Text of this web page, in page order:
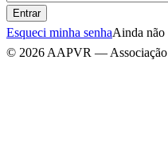
Entrar
Esqueci minha senhaAinda não
© 2026 AAPVR — Associação